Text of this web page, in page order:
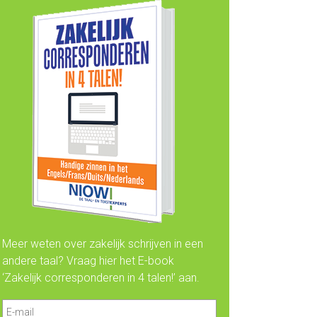
Meer weten over zakelijk schrijven in een
andere taal? Vraag hier het E-book
‘Zakelijk corresponderen in 4 talen!’ aan.